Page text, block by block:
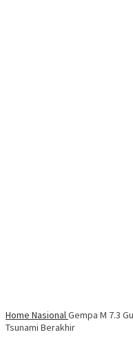
Home NasionalGempa M 7.3
Tsunami Berakhir